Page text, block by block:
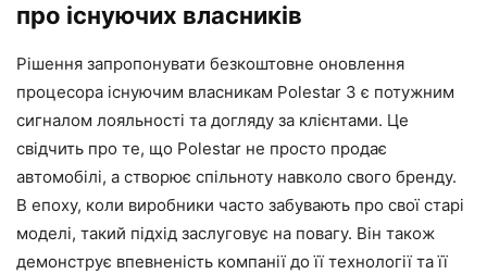
про існуючих власників
Рішення запропонувати безкоштовне оновлення
процесора існуючим власникам Polestar 3 є потужним
сигналом лояльності та догляду за клієнтами. Це
свідчить про те, що Polestar не просто продає
автомобілі, а створює спільноту навколо свого бренду.
В епоху, коли виробники часто забувають про свої старі
моделі, такий підхід заслуговує на повагу. Він також
демонструє впевненість компанії до її технології та її